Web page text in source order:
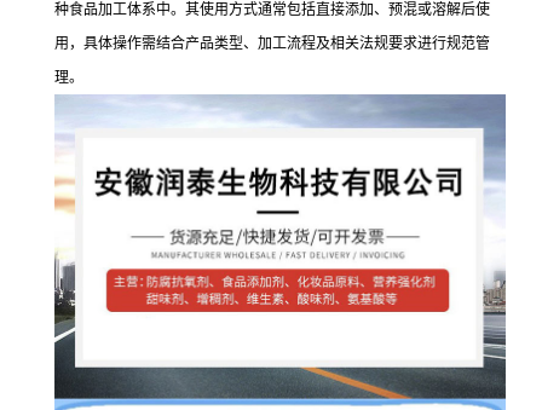
种食品加工体系中。其使用方式通常包括直接添加、预混或溶解后使
用，具体操作需结合产品类型、加工流程及相关法规要求进行规范管
理。